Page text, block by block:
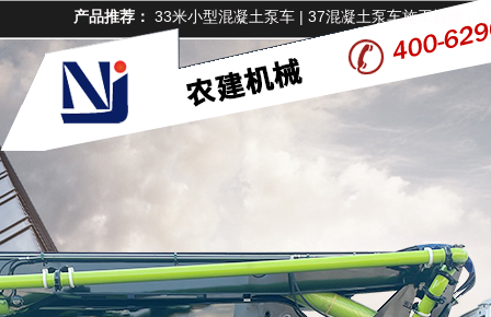
产品推荐： 33米小型混凝土泵车 | 37混凝土泵车施工视频